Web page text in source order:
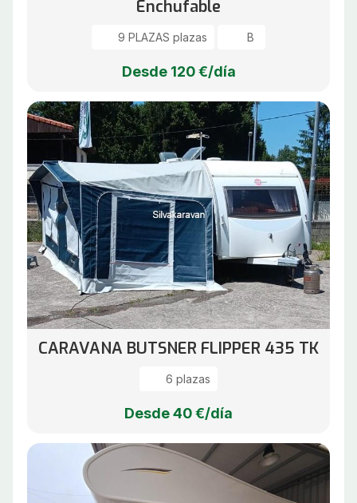
Enchufable
9 PLAZAS plazas B
Desde 120 €/día
CARAVANA BUTSNER FLIPPER 435 TK
6 plazas
Desde 40 €/día